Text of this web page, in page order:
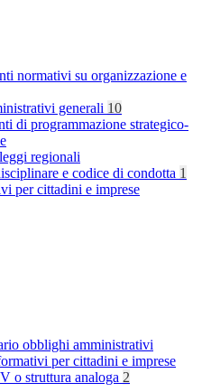
normativi su organizzazione e
generali 10
di programmazione strategico-
regionali
e codice di condotta 1
per cittadini e imprese
obblighi amministrativi
per cittadini e imprese
o struttura analoga 2